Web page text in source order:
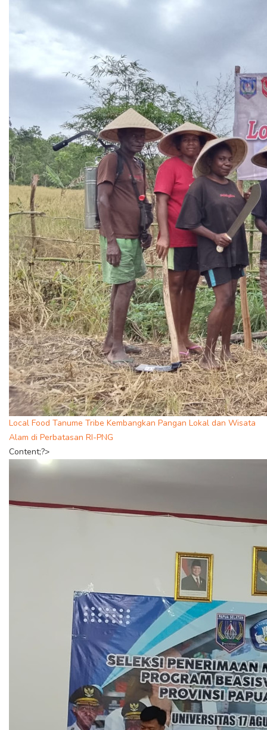
Local Food Tanume Tribe Kembangkan Pangan Lokal dan Wisata
Alam di Perbatasan RI-PNG
Content;?>